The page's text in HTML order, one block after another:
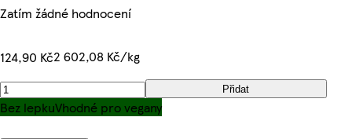
Zatím žádné hodnocení
124,90 Kč2 602,08 Kč/kg
Přidat
Bez lepkuVhodné pro vegany